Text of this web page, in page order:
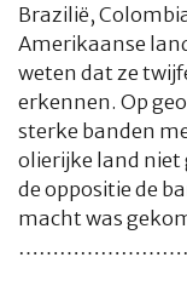
Brazilië,
Amerikaanse
weten dat ze
erkennen. Op
sterke banden
olierijke land niet
de oppositie de
macht was